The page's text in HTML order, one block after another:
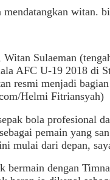
mendatangkan witan.
Sulaeman
AFC U-19 2018 di
resmi menjadi
Helmi Fitriansyah)
bola profesional
pemain yang
mulai dari depan,
bermain dengan